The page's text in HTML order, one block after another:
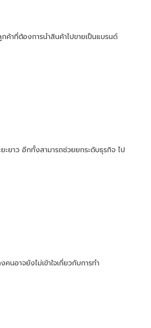
ค้าที่ต้องการนำสินค้าไปขายเป็นแบรนด์
ะยาว อีกทั้งสามารถช่วยยกระดับธุรกิจ ไป
อาจยังไม่เข้าใจเกี่ยวกับการทำ